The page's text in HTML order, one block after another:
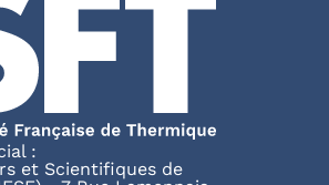
:
et Scientifiques de